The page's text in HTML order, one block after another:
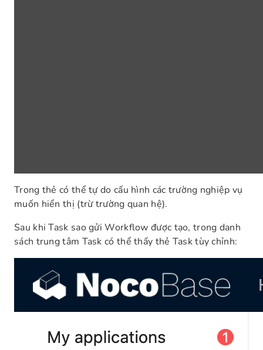
Trong thẻ có thể tự do cấu hình các trường nghiệp vụ
muốn hiển thị (trừ trường quan hệ).
Sau khi Task sao gửi Workflow được tạo, trong danh
sách trung tâm Task có thể thấy thẻ Task tùy chỉnh: